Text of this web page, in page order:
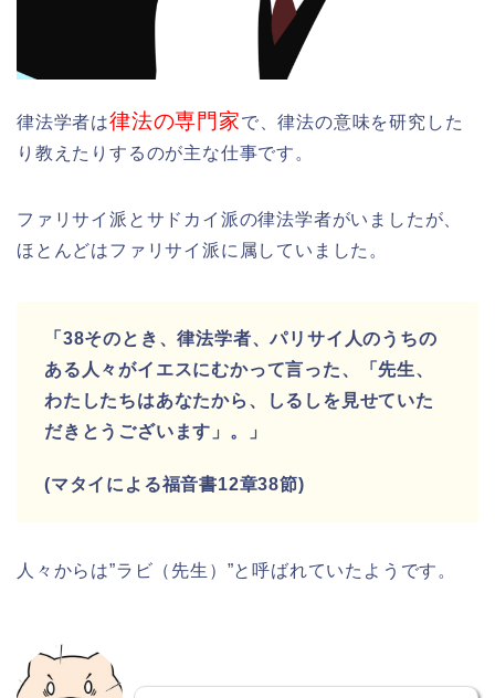
律法学者は律法の専門家で、律法の意味を研究した
り教えたりするのが主な仕事です。
ファリサイ派とサドカイ派の律法学者がいましたが、
ほとんどはファリサイ派に属していました。
「38そのとき、律法学者、パリサイ人のうちの
ある人々がイエスにむかって言った、「先生、
わたしたちはあなたから、しるしを見せていた
だきとうございます」。」
(マタイによる福音書12章38節)
人々からは”ラビ（先生）”と呼ばれていたようです。